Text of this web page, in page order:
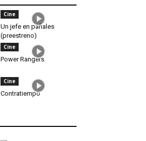
Cine
Un jefe en pañales
(preestreno)
Cine
Power Rangers
Cine
Contratiempo